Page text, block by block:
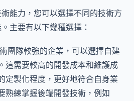
能力，您可以選擇不同的技術方
主要有以下幾種選擇：
團隊較強的企業，可以選擇自建
這需要較高的開發成本和維護成
定製化程度，更好地符合自身業
熟練掌握後端開發技術，例如